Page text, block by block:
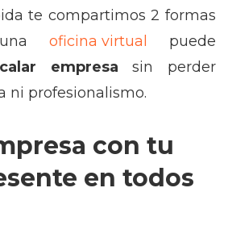
te compartimos 2 formas
oficina virtual
puede
empresa sin perder
ni profesionalismo.
con tu
en todos